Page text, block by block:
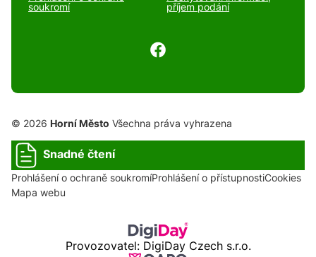
soukromí
příjem podání
© 2026 Horní Město Všechna práva vyhrazena
Snadné čtení
Prohlášení o ochraně soukromíProhlášení o přístupnostiCookies
Mapa webu
Provozovatel: DigiDay Czech s.r.o.